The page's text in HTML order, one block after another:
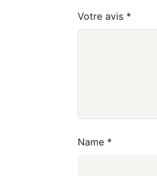
Votre avis *
Name *